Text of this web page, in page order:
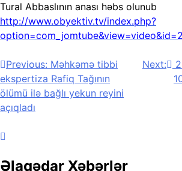
Tural Abbaslının anası həbs olunub
http://www.obyektiv.tv/index.php?
Yazı
naviqasiyası
Previous: Məhkəmə tibbi
ekspertiza Rafiq Tağının
ölümü ilə bağlı yekun reyini
açıqladı
Next:
Əlaqədar Xəbərlər